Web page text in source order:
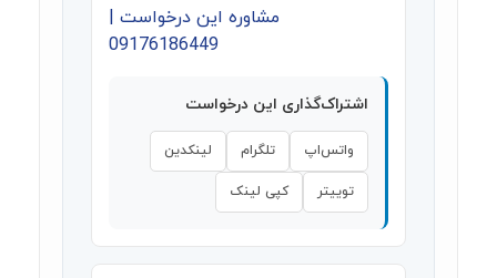
مشاوره این درخواست |
09176186449
اشتراک‌گذاری این درخواست
واتس‌اپ تلگرام لینکدین
توییتر کپی لینک